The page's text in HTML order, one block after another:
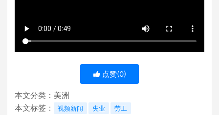
点赞(0)
本文分类： 美洲
本文标签：
视频新闻 失业 劳工